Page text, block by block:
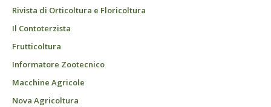
Rivista di Orticoltura e Floricoltura
Il Contoterzista
Frutticoltura
Informatore Zootecnico
Macchine Agricole
Nova Agricoltura